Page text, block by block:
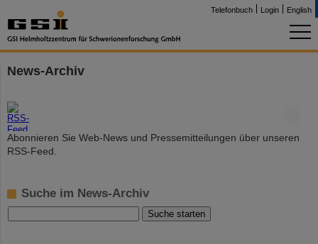
Telefonbuch Login English
News-Archiv
Abonnieren Sie Web-News und Pressemitteilungen über unseren
RSS-Feed.
Suche im News-Archiv